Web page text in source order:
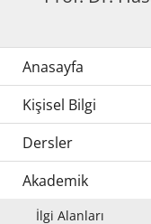
Kişisel Bilgi
Dersler
Akademik
İlgi Alanları